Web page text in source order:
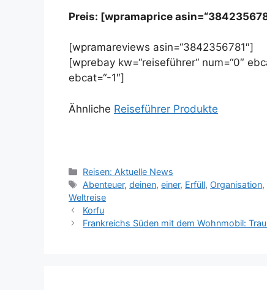
Preis: [wpramaprice
[wpramareviews asin=“3842356781″]
[wprebay kw=“reiseführer“ num=“0″
ebcat=“-1″]
Ähnliche Reiseführer Produkte
Kategorien
Reisen: Aktuelle News
Schlagwörter
Abenteuer,deinen,einer, Erfüll, Organisation,
Weltreise
Korfu
Frankreichs Süden mit dem Wohnmobil: